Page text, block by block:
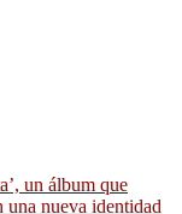
un álbum que
nueva identidad